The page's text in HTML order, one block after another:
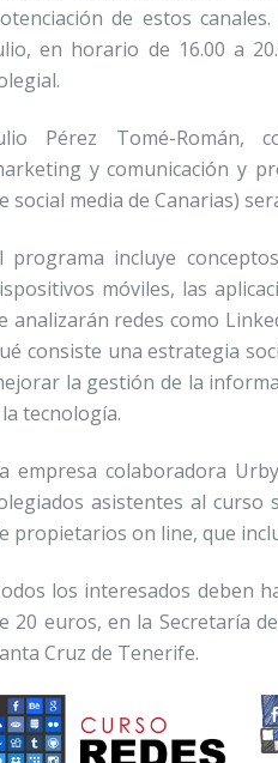
de estos
en horario de 16.00 a
Pérez Tomé-Román,
y comunicación y
social media de Canarias)
programa incluye
móviles, las
analizarán redes como
consiste una estrategia
la gestión de la
tecnología.
empresa colaboradora
asistentes al curso
propietarios on line, que
los interesados deben
20 euros, en la Secretaría
Cruz de Tenerife.